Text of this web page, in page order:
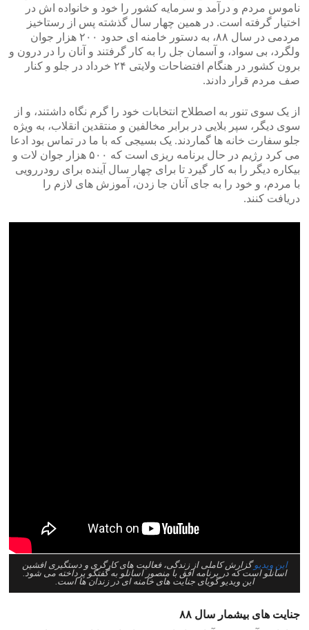
ناموس مردم و درآمد و سرمایه کشور را خود و خانواده اش در
اختیار گرفته است. در همین چهار سال گذشته پس از رستاخیز
مردمی در سال ۸۸، به دستور خامنه ای حدود ۲۰۰ هزار جوان
ولگرد، بی سواد، و آسمان جل را به کار گرفتند و آنان را در درون و
برون کشور در هنگام افتضاحات ولایتی ۲۴ خرداد در جلو و کنار
صف مردم قرار دادند.
از یک سوی تنور به اصطلاح انتخابات خود را گرم نگاه داشتند، و از
سوی دیگر، سپر بلایی در برابر مخالفین و منتقدین انقلاب، به ویژه
جلو سفارت خانه ها گماردند. یک بسیجی که با ما در تماس بود ادعا
می کرد رژیم در حال برنامه ریزی است که ۵۰۰ هزار جوان لات و
بیکاره دیگر را به کار گیرد تا برای چهار سال آینده برای رودررویی
با مردم، و خود را به جای آنان جا زدن، آموزش های لازم را
دریافت کنند.
این ویدیوگزارش کاملی از زندگی، فعالیت های کارگری و دستگیری افشین
اسانلو است که در برنامه افق با منصور اسانلو به گفتگو پرداخته می شود.
این ویدیو گویای جنایت های خامنه ای در زندان ها است.
جنایت های بیشمار سال ۸۸